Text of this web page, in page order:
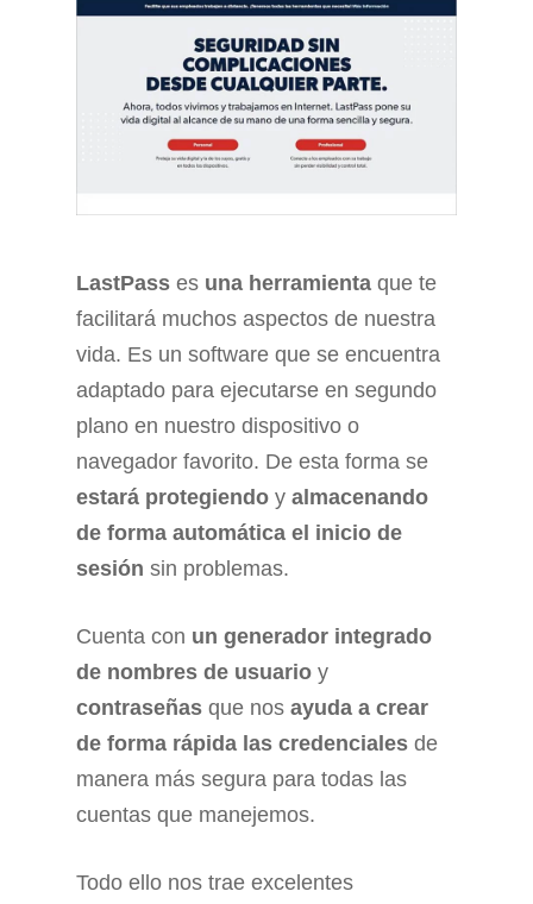
LastPass es una herramienta que te
facilitará muchos aspectos de nuestra
vida. Es un software que se encuentra
adaptado para ejecutarse en segundo
plano en nuestro dispositivo o
navegador favorito. De esta forma se
estará protegiendo y almacenando
de forma automática el inicio de
sesión sin problemas.
Cuenta con un generador integrado
de nombres de usuario y
contraseñas que nos ayuda a crear
de forma rápida las credenciales de
manera más segura para todas las
cuentas que manejemos.
Todo ello nos trae excelentes